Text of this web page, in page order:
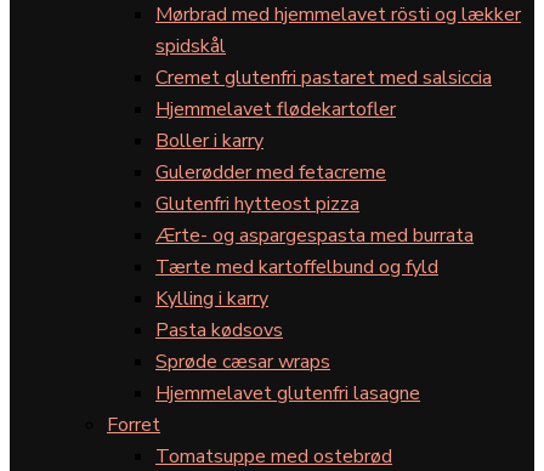
Mørbrad med hjemmelavet rösti og lækker
spidskål
Cremet glutenfri pastaret med salsiccia
Hjemmelavet flødekartofler
Boller i karry
Gulerødder med fetacreme
Glutenfri hytteost pizza
Ærte- og aspargespasta med burrata
Tærte med kartoffelbund og fyld
Kylling i karry
Pasta kødsovs
Sprøde cæsar wraps
Hjemmelavet glutenfri lasagne
Forret
Tomatsuppe med ostebrød